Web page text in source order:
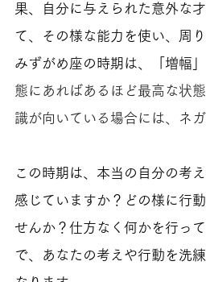
果、自分に与えられた意外な
て、その様な能力を使い、周
みずがめ座の時期は、「増幅
態にあればあるほど最高な状
識が向いている場合には、ネ
この時期は、本当の自分の考
感じていますか？どの様に行
せんか？仕方なく何かを行っ
で、あなたの考えや行動を洗